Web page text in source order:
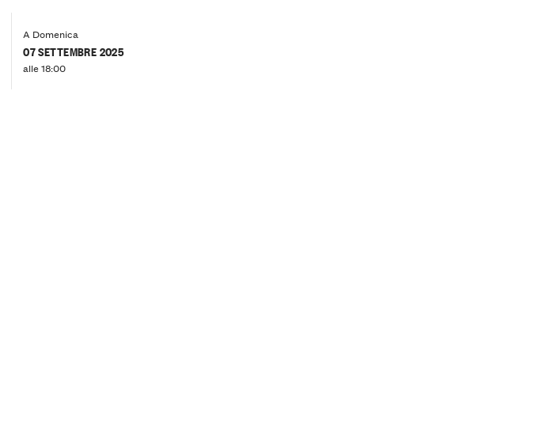
A Domenica
07 SETTEMBRE 2025
alle 18:00